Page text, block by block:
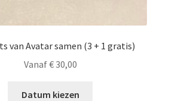
van Avatar samen (3 + 1 gratis)
Vanaf€30,00
Datum kiezen